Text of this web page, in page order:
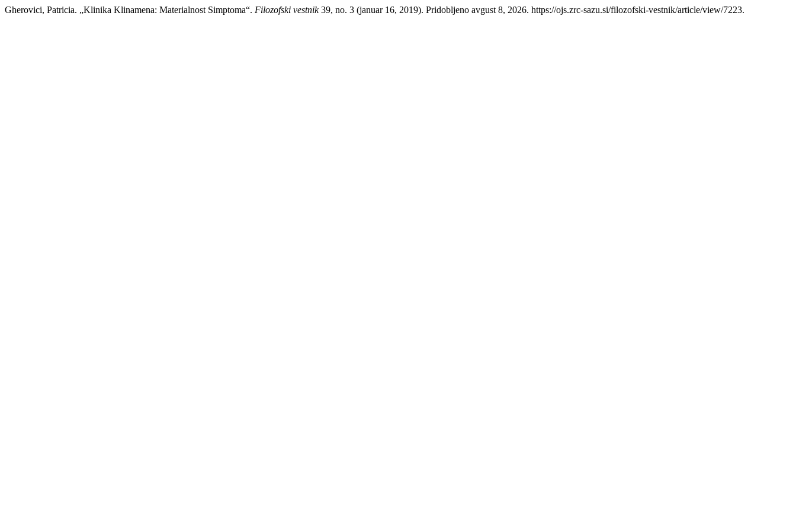
Gherovici, Patricia. „Klinika Klinamena: Materialnost Simptoma“. Filozofski vestnik39, no. 3 (januar 16, 2019). Pridobljeno avgust 8, 2026. https://ojs.zrc-sazu.si/filozofski-vestnik/article/view/7223.